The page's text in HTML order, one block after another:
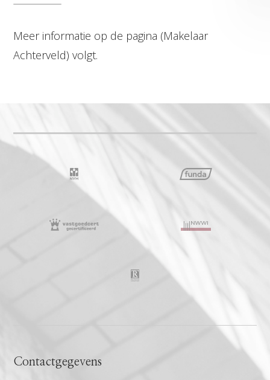
Meer informatie op de pagina (Makelaar
Achterveld) volgt.
Contactgegevens